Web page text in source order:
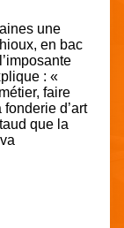
une
en bac
: «
faire
d’art
que la